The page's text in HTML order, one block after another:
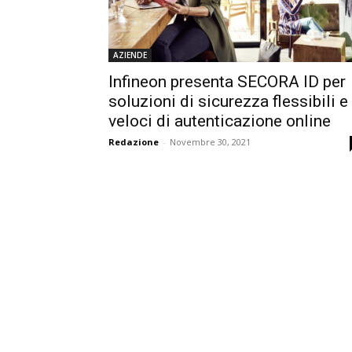
AZIENDE
Infineon presenta SECORA ID per
soluzioni di sicurezza flessibili e
veloci di autenticazione online
Redazione - Novembre 30, 2021